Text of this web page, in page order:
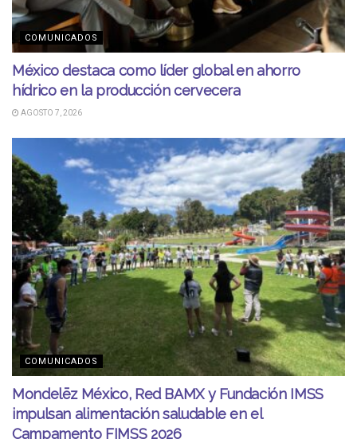
COMUNICADOS
México destaca como líder global en ahorro
hídrico en la producción cervecera
AGOSTO 7, 2026
COMUNICADOS
Mondelēz México, Red BAMX y Fundación IMSS
impulsan alimentación saludable en el
Campamento FIMSS 2026